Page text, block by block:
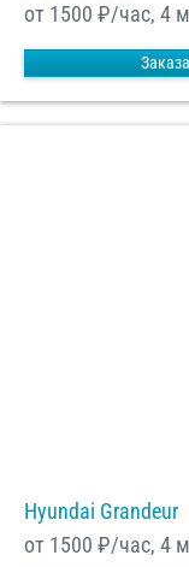
от 1500 ₽/час, 4
Hyundai Grandeur
от 1500 ₽/час, 4